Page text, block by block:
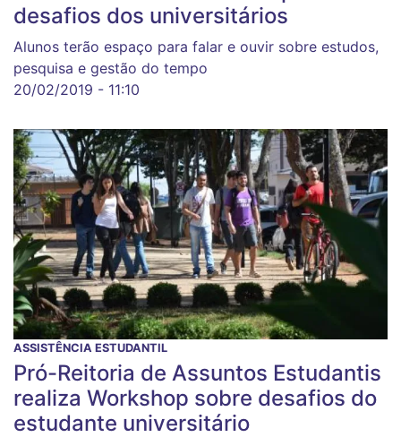
desafios dos universitários
Alunos terão espaço para falar e ouvir sobre estudos,
pesquisa e gestão do tempo
20/02/2019 - 11:10
ASSISTÊNCIA ESTUDANTIL
Pró-Reitoria de Assuntos Estudantis
realiza Workshop sobre desafios do
estudante universitário